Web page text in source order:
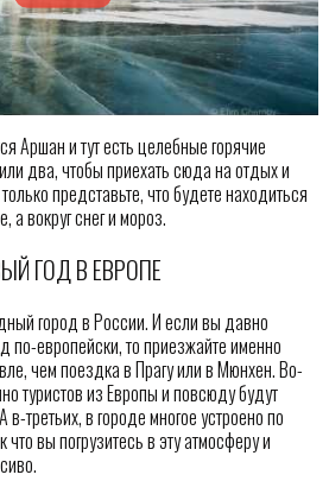
Аршан и тут есть целебные горячие
два, чтобы приехать сюда на отдых и
представьте, что будете находиться
а вокруг снег и мороз.
ГОД В ЕВРОПЕ
город в России. И если вы давно
по-европейски, то приезжайте именно
чем поездка в Прагу или в Мюнхен. Во-
туристов из Европы и повсюду будут
третьих, в городе многое устроено по
вы погрузитесь в эту атмосферу и